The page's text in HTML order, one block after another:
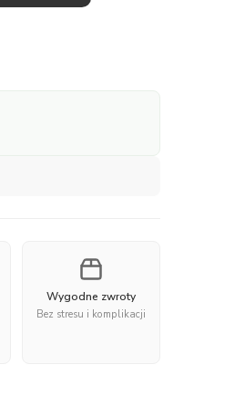
Wygodne zwroty
Bez stresu i komplikacji